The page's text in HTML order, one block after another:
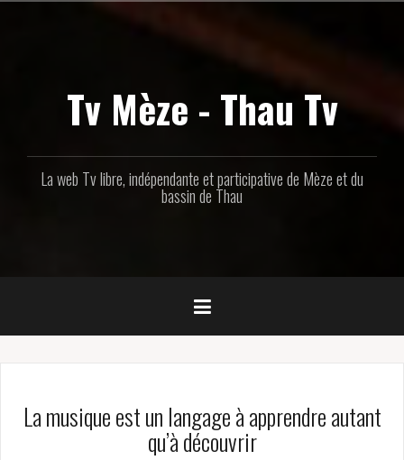
Tv Mèze - Thau Tv
La web Tv libre, indépendante et participative de Mèze et du
bassin de Thau
La musique est un langage à apprendre autant
qu’à découvrir